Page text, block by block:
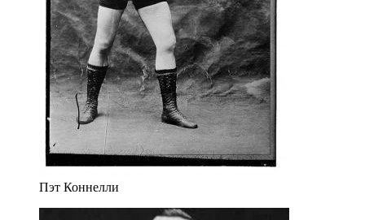
Пэт Коннелли